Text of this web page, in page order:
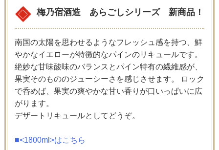
梅乃宿酒造 あらごしシリーズ 新商品！
南国の太陽を思わせるようなフレッシュ感を持つ、鮮
やかなイエローが特徴的なパインのリキュールです。
絶妙な甘味酸味のバランスとパイン特有の繊維感が、
果実そのもののジューシーさを感じさせます。 ロック
で呑めば、果実の爽やかな甘い香りが口いっぱいに広
がります。
デザートリキュールとしてどうぞ。
■<1800ml>はこちら